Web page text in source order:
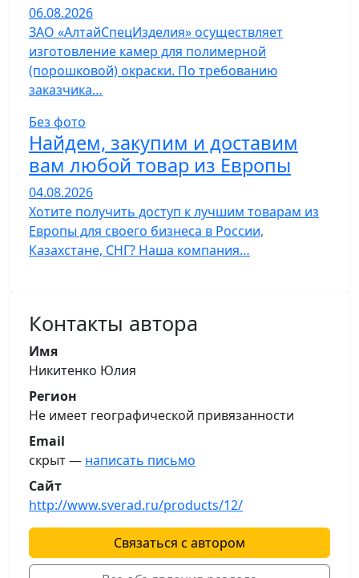
06.08.2026
ЗАО «АлтайСпецИзделия» осуществляет
изготовление камер для полимерной
(порошковой) окраски. По требованию
заказчика…
Без фото
Найдем, закупим и доставим
вам любой товар из Европы
04.08.2026
Хотите получить доступ к лучшим товарам из
Европы для своего бизнеса в России,
Казахстане, СНГ? Наша компания…
Контакты автора
Имя
Никитенко Юлия
Регион
Не имеет географической привязанности
Email
скрыт — написать письмо
Сайт
http://www.sverad.ru/products/12/
Связаться с автором